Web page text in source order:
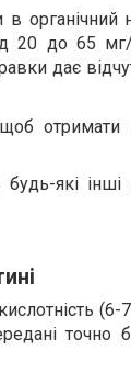
органічний
20 до 65
дає
щоб
які інші
(6-
точно